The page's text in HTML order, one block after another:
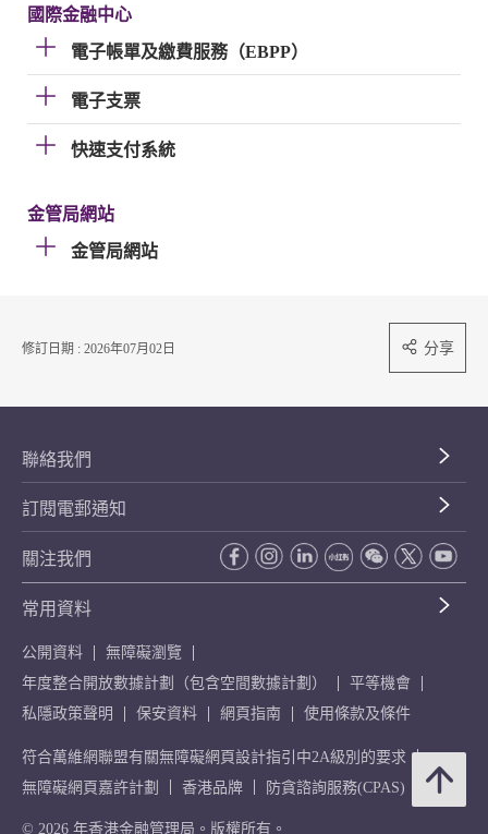
國際金融中心
電子帳單及繳費服務（EBPP）
電子支票
快速支付系統
金管局網站
金管局網站
修訂日期 : 2026年07月02日 分享
聯絡我們
訂閱電郵通知
關注我們
常用資料
公開資料
無障礙瀏覽
年度整合開放數據計劃（包含空間數據計劃）
平等機會
私隱政策聲明
保安資料 網頁指南 使用條款及條件
符合萬維網聯盟有關無障礙網頁設計指引中2A級別的要求
無障礙網頁嘉許計劃
香港品牌 防貪諮詢服務(CPAS)
© 2026 年香港金融管理局。版權所有。